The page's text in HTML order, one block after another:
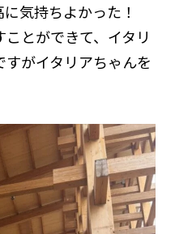
に気持ちよかった！
とができて、イタリ
がイタリアちゃんを